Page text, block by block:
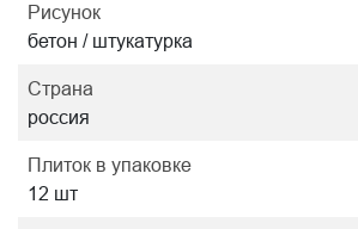
Рисунок
бетон / штукатурка
Страна
россия
Плиток в упаковке
12 шт